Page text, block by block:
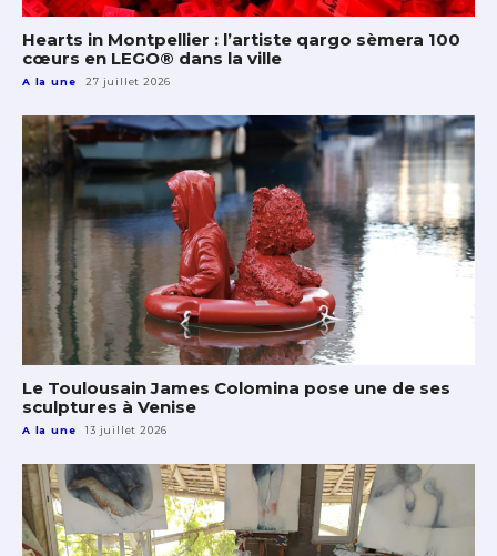
Hearts in Montpellier : l’artiste qargo sèmera 100
cœurs en LEGO® dans la ville
A la une 27 juillet 2026
Le Toulousain James Colomina pose une de ses
sculptures à Venise
A la une 13 juillet 2026